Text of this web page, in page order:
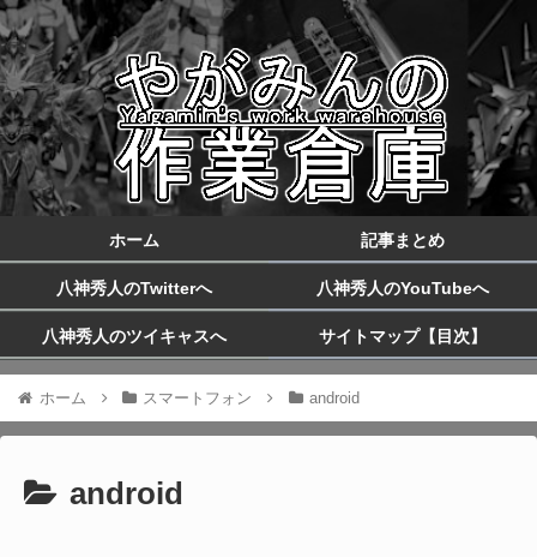
ホーム 記事まとめ
八神秀人のTwitterへ 八神秀人のYouTubeへ
八神秀人のツイキャスへ サイトマップ【目次】
ホーム スマートフォン android
android